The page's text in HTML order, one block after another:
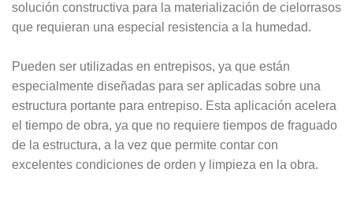
solución constructiva para la materialización de cielorrasos
que requieran una especial resistencia a la humedad.
Pueden ser utilizadas en entrepisos, ya que están
especialmente diseñadas para ser aplicadas sobre una
estructura portante para entrepiso. Esta aplicación acelera
el tiempo de obra, ya que no requiere tiempos de fraguado
de la estructura, a la vez que permite contar con
excelentes condiciones de orden y limpieza en la obra.